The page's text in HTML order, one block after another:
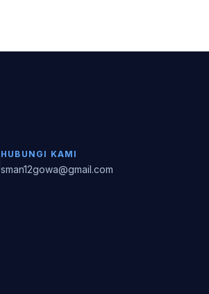
HUBUNGI KAMI
sman12gowa@gmail.com